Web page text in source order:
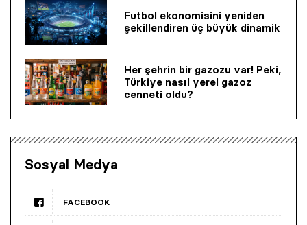
Futbol ekonomisini yeniden
şekillendiren üç büyük dinamik
Her şehrin bir gazozu var! Peki,
Türkiye nasıl yerel gazoz
cenneti oldu?
Sosyal Medya
FACEBOOK